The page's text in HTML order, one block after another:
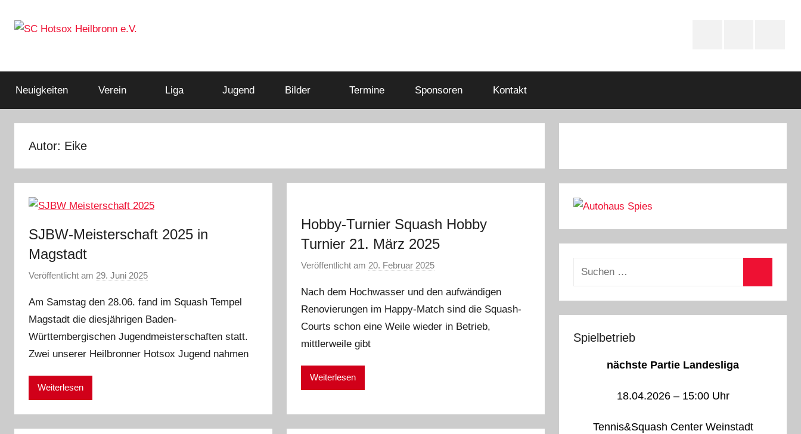
Inhalt
Hotsox
Heilbronn
Neuigkeiten Verein Liga Jugend Bilder Termine Sponsoren Kontakt
Autor: Eike
SJBW-Meisterschaft 2025 in
Magstadt
Veröffentlicht am 29. Juni 2025
n
E
i
k
Am Samstag den 28.06. fand im Squash Tempel
Magstadt die diesjährigen Baden-
Württembergischen Jugendmeisterschaften statt.
Zwei unserer Heilbronner Hotsox Jugend nahmen
Weiterlesen
Hobby-Turnier Squash Hobby
Turnier 21. März 2025
Veröffentlicht am20. Februar 2025
n
E
i
Nach dem Hochwasser und den aufwändigen
Renovierungen im Happy-Match sind die Squash-
Courts schon eine Weile wieder in Betrieb,
mittlerweile gibt
Weiterlesen
Suchen
Spielbetrieb
nächste Partie Landesliga
18.04.2026 – 15:00 Uhr
Tennis&Squash Center Weinstadt